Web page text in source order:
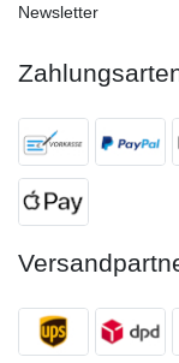
Newsletter